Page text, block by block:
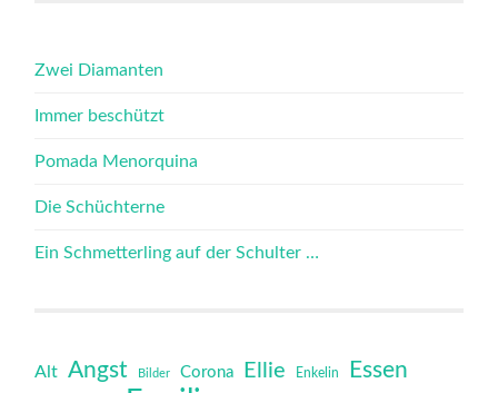
Zwei Diamanten
Immer beschützt
Pomada Menorquina
Die Schüchterne
Ein Schmetterling auf der Schulter …
Alt Angst Bilder Corona Ellie Enkelin Essen